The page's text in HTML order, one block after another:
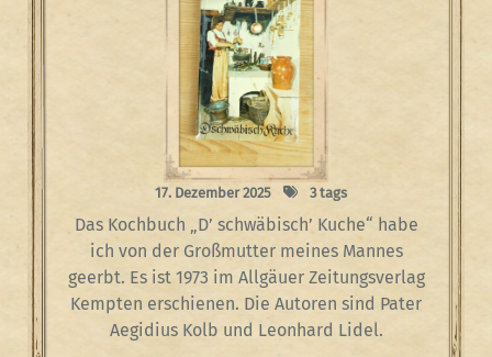
17. Dezember 2025 3 tags
Das Kochbuch „D’ schwäbisch’ Kuche“ habe
ich von der Großmutter meines Mannes
geerbt. Es ist 1973 im Allgäuer Zeitungsverlag
Kempten erschienen. Die Autoren sind Pater
Aegidius Kolb und Leonhard Lidel.